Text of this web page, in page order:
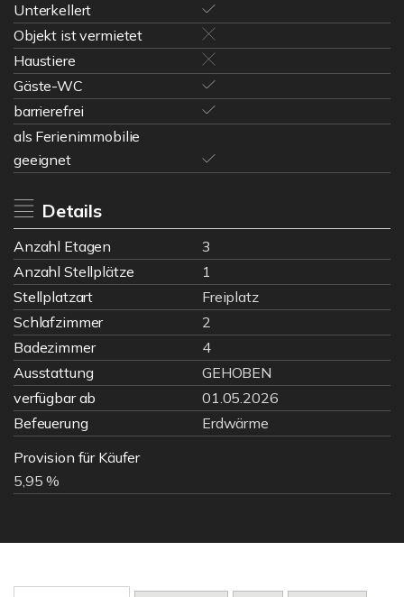
Unterkellert
Objekt ist vermietet
Haustiere
Gäste-WC
barrierefrei
als Ferienimmobilie
geeignet
Details
Anzahl Etagen
3
Anzahl Stellplätze
1
Stellplatzart
Freiplatz
Schlafzimmer
2
Badezimmer
4
Ausstattung
GEHOBEN
verfügbar ab
01.05.2026
Befeuerung
Erdwärme
Provision für Käufer
5,95 %